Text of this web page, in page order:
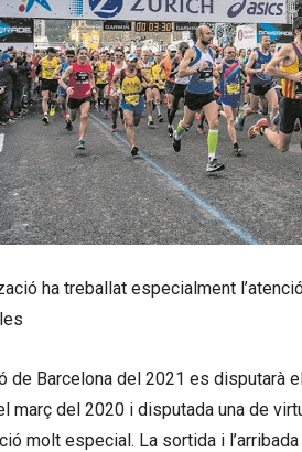
ha treballat especialment
de Barcelona del 2021 es disputarà
març del 2020 i disputada una de
molt especial. La sortida i